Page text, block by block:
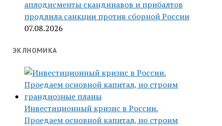
аплодисменты скандинавов и прибалтов
продлила санкции против сборной России
07.08.2026
ЭКЛНОМИКА
Инвестиционный кризис в России.
Проедаем основной капитал, но строим